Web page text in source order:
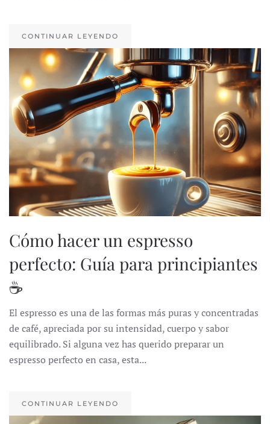
CONTINUAR LEYENDO
Cómo hacer un espresso
perfecto: Guía para principiantes
☕
El espresso es una de las formas más puras y concentradas
de café, apreciada por su intensidad, cuerpo y sabor
equilibrado. Si alguna vez has querido preparar un
espresso perfecto en casa, esta...
CONTINUAR LEYENDO